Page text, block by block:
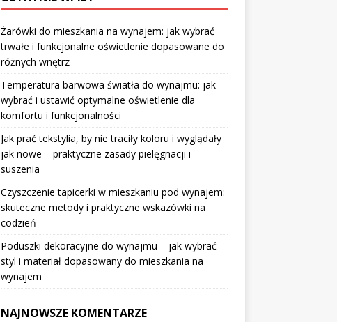
Żarówki do mieszkania na wynajem: jak wybrać
trwałe i funkcjonalne oświetlenie dopasowane do
różnych wnętrz
Temperatura barwowa światła do wynajmu: jak
wybrać i ustawić optymalne oświetlenie dla
komfortu i funkcjonalności
Jak prać tekstylia, by nie traciły koloru i wyglądały
jak nowe – praktyczne zasady pielęgnacji i
suszenia
Czyszczenie tapicerki w mieszkaniu pod wynajem:
skuteczne metody i praktyczne wskazówki na
codzień
Poduszki dekoracyjne do wynajmu – jak wybrać
styl i materiał dopasowany do mieszkania na
wynajem
NAJNOWSZE KOMENTARZE